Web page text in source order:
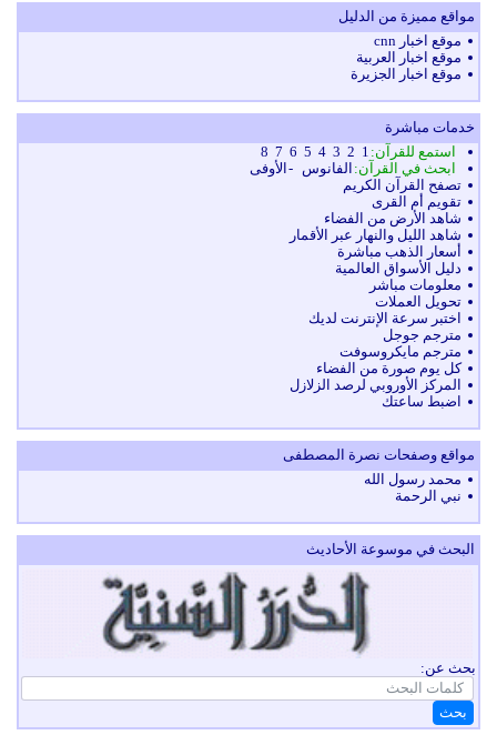
مواقع مميزة من الدليل
موقع اخبار cnn
موقع اخبار العربية
موقع اخبار الجزيرة
خدمات مباشرة
استمع للقرآن: 1
2
3
4
5
6
7
8
ابحث في القرآن: الفانوس -الأوفى
تصفح القرآن الكريم
تقويم أم القرى
شاهد الأرض من الفضاء
شاهد الليل والنهار عبر الأقمار
أسعار الذهب مباشرة
دليل الأسواق العالمية
معلومات مباشر
تحويل العملات
اختبر سرعة الإنترنت لديك
مترجم جوجل
مترجم مايكروسوفت
كل يوم صورة من الفضاء
المركز الأوروبي لرصد الزلازل
اضبط ساعتك
مواقع وصفحات نصرة المصطفى
محمد رسول الله
نبي الرحمة
البحث في موسوعة الأحاديث
بحث عن:
بحث